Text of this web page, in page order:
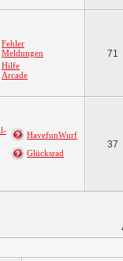
Fehler
Meldungen
Hilfe
Arcade
71
HavefunWurf
Glücksrad
37